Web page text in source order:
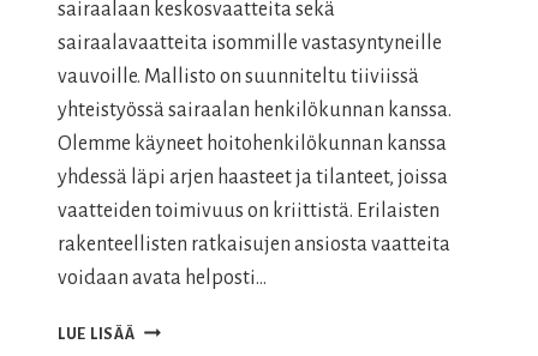
sairaalaan keskosvaatteita sekä
sairaalavaatteita isommille vastasyntyneille
vauvoille. Mallisto on suunniteltu tiiviissä
yhteistyössä sairaalan henkilökunnan kanssa.
Olemme käyneet hoitohenkilökunnan kanssa
yhdessä läpi arjen haasteet ja tilanteet, joissa
vaatteiden toimivuus on kriittistä. Erilaisten
rakenteellisten ratkaisujen ansiosta vaatteita
voidaan avata helposti…
LUE LISÄÄ OULUN